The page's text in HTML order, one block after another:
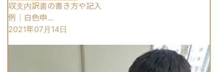
収支内訳書の書き方や記入
例｜白色申...
2021年07月14日